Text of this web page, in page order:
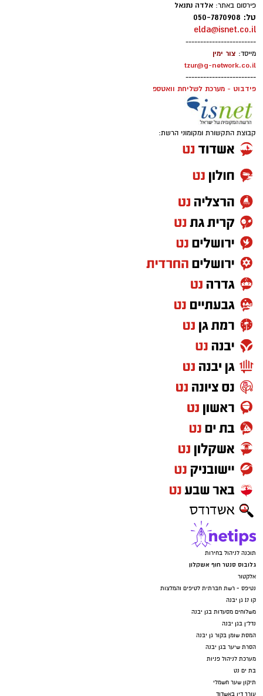
פירסום באתר: אלדה נתנאל
טל: 050-7870908
elda@isnet.co.il
------------------------
מייסד: צור ימין
tzur@g-network.co.il
------------------------
פידבוט - מערכת לשליחת וואטספ
קבוצת התקשורת ומקומוני הרשת:
תוכנה לניהול בחירות
גלובוס סנטר חוף אשקלון
אלקטור
נטיפס - רשת חברתית לטיפים והמלצות
קו 17 גן יבנה
משלוחים מסעדות בגן יבנה
נדל"ן בגן יבנה
המסת שומן בקור גן יבנה
הסרת שיער בגן יבנה
מערכת לניהול פניות
בת ים נט
תיקון שער חשמלי
עורך דין באשדוד